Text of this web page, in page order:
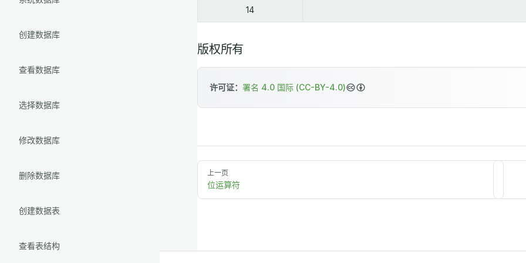
创建数据库
查看数据库
选择数据库
修改数据库
删除数据库
创建数据表
查看表结构
14
版权所有
许可证： 署名 4.0 国际 (CC-BY-4.0)
上一页
位运算符